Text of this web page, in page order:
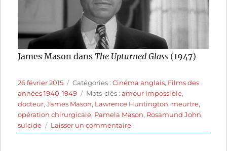
James Mason dansThe Upturned Glass (1947)
Publié
le
26 février 2015 Catégories
Catégories :Cinéma anglais, Films des
années 1940-1949
Étiquettes
Mots-clés :amour impossible,
docteur,James Mason, Lawrence Huntington, meurtre,
opération chirurgicale, Pamela Mason, Rosamund John,
suicide
Laisser un commentairesur
La